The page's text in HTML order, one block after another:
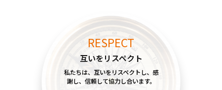
RESPECT
互いをリスペクト
私たちは、互いをリスペクトし、 感
謝し、信頼して協力し合います。